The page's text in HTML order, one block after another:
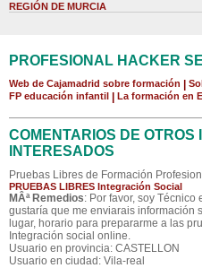
REGIÓN DE MURCIA
PROFESIONAL HACKER
Web de Cajamadrid sobre formación
FP educación infantil La formación en
COMENTARIOS DE OTROS
INTERESADOS
Pruebas Libres de Formación
PRUEBAS LIBRES Integración Social
MÂª Remedios: Por favor, soy Técnico
gustaría que me enviarais información
lugar, horario para prepararme a las
Integración social online.
Usuario en provincia: CASTELLON
Usuario en ciudad: Vila-real